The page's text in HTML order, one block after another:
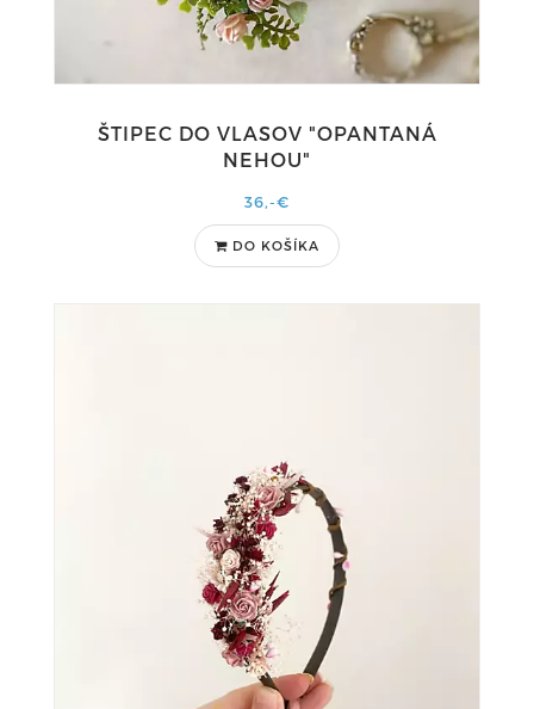
ŠTIPEC DO VLASOV "OPANTANÁ
NEHOU"
36,-€
DO KOŠÍKA